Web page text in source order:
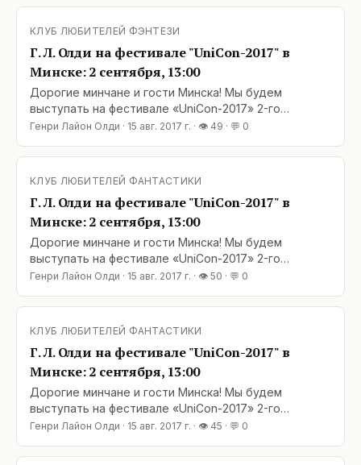
е сентября, 13.00-15.00, конференц-зал 2: встреча с
читателями. 3-е сентября, 13.00-15.00: автограф-
сессия на промо-стенде. Добро пожаловать
КЛУБ ЛЮБИТЕЛЕЙ ФЭНТЕЗИ
Г. Л. Олди на фестивале "UniCon-2017" в
Минске: 2 сентября, 13:00
Дорогие минчане и гости Минска! Мы будем
выступать на фестивале «UniCon-2017» 2-го
сентября, в 13:00, конференц-зал 2. Добро
программу фестиваля «Unicon» и подробности
участия в нем можно узнать на сайте фестиваля:
http://unicon.by/ P. S. Вероятно, будут еще встречи.
Если узнаем
Генри Лайон Олди · 15 авг. 2017 г. · 👁 49 · 💬 0
КЛУБ ЛЮБИТЕЛЕЙ ФАНТАСТИКИ
Г. Л. Олди на фестивале "UniCon-2017" в
Минске: 2 сентября, 13:00
Дорогие минчане и гости Минска! Мы будем
выступать на фестивале «UniCon-2017» 2-го
сентября, в 13:00, конференц-зал 2. Добро
программу фестиваля «Unicon» и подробности
участия в нем можно узнать на сайте фестиваля:
http://unicon.by/ P. S. Вероятно, будут еще встречи.
Если узнаем
Генри Лайон Олди · 15 авг. 2017 г. · 👁 50 · 💬 0
КЛУБ ЛЮБИТЕЛЕЙ ФАНТАСТИКИ
Г. Л. Олди на фестивале "UniCon-2017" в
Минске: 2 сентября, 13:00
Дорогие минчане и гости Минска! Мы будем
выступать на фестивале «UniCon-2017» 2-го
сентября, в 13:00, конференц-зал 2. Добро
программу фестиваля «Unicon» и подробности
Генри Лайон Олди · 15 авг. 2017 г. · 👁 45 · 💬 0